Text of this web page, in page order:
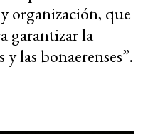
organización, que
garantizar la
las bonaerenses”.